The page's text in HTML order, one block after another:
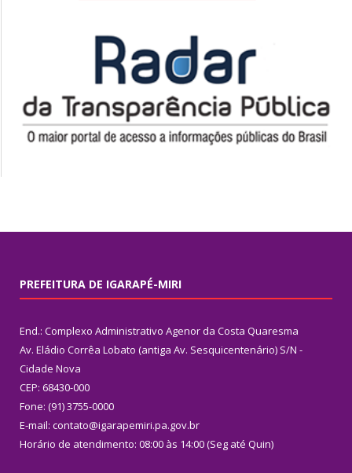
PREFEITURA DE IGARAPÉ-MIRI
End.: Complexo Administrativo Agenor da Costa Quaresma
Av. Eládio Corrêa Lobato (antiga Av. Sesquicentenário) S/N -
Cidade Nova
CEP: 68430-000
Fone: (91) 3755-0000
E-mail: contato@igarapemiri.pa.gov.br
Horário de atendimento: 08:00 às 14:00 (Seg até Quin)